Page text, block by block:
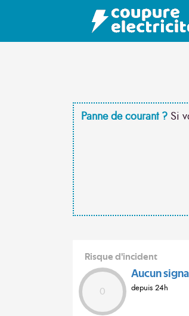
Panne de courant ? Si
Risque d'incident
0
Aucun
depuis 24h